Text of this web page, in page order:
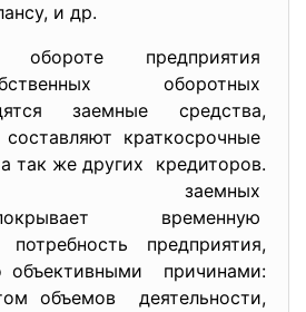
и др.
предприятия
оборотных
заемные средства,
краткосрочные
так же других кредиторов.
заемных
временную
потребность предприятия,
объективными причинами:
объемов деятельности,